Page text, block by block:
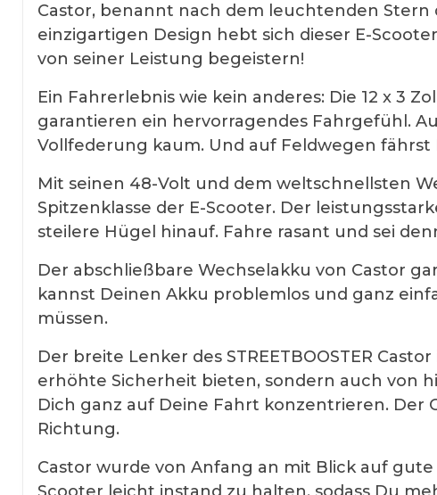
Castor, benannt nach dem leuchtenden
einzigartigen Design hebt sich dieser E-
von seiner Leistung begeistern!
Ein Fahrerlebnis wie kein anderes: Die 12 x 3
garantieren ein hervorragendes Fahrgefühl.
Vollfederung kaum. Und auf Feldwegen
Mit seinen 48-Volt und dem weltschnellsten
Spitzenklasse der E-Scooter. Der
steilere Hügel hinauf. Fahre rasant und sei
Der abschließbare Wechselakku von Castor
kannst Deinen Akku problemlos und ganz
müssen.
Der breite Lenker des STREETBOOSTER
erhöhte Sicherheit bieten, sondern auch von
Dich ganz auf Deine Fahrt konzentrieren. Der
Richtung.
Castor wurde von Anfang an mit Blick auf